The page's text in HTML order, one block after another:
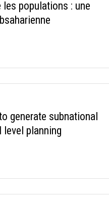
les populations : une
generate subnational
planning